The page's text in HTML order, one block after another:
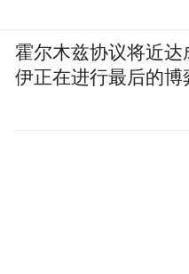
霍尔木兹协议将近达
伊正在进行最后的博